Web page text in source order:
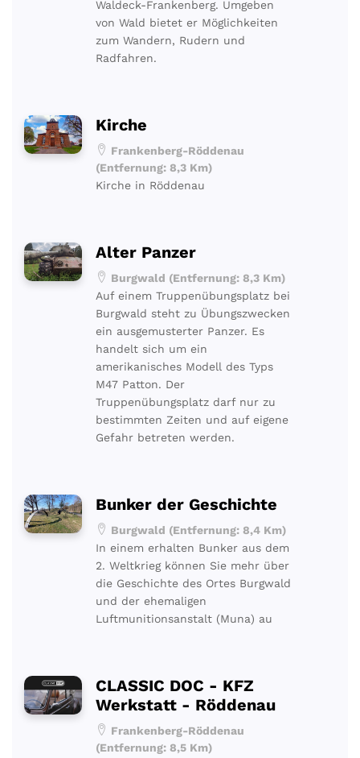
Waldeck-Frankenberg. Umgeben
von Wald bietet er Möglichkeiten
zum Wandern, Rudern und
Radfahren.
Kirche
Frankenberg-Röddenau
(Entfernung: 8,3 Km)
Kirche in Röddenau
Alter Panzer
Burgwald (Entfernung: 8,3 Km)
Auf einem Truppenübungsplatz bei
Burgwald steht zu Übungszwecken
ein ausgemusterter Panzer. Es
handelt sich um ein
amerikanisches Modell des Typs
M47 Patton. Der
Truppenübungsplatz darf nur zu
bestimmten Zeiten und auf eigene
Gefahr betreten werden.
Bunker der Geschichte
Burgwald (Entfernung: 8,4 Km)
In einem erhalten Bunker aus dem
2. Weltkrieg können Sie mehr über
die Geschichte des Ortes Burgwald
und der ehemaligen
Luftmunitionsanstalt (Muna) au
CLASSIC DOC - KFZ
Werkstatt - Röddenau
Frankenberg-Röddenau
(Entfernung: 8,5 Km)